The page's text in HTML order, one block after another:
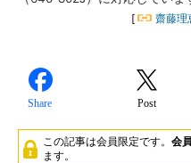
[ 齋藤理
Share Post
この記事は会員限定です。 会
ます。